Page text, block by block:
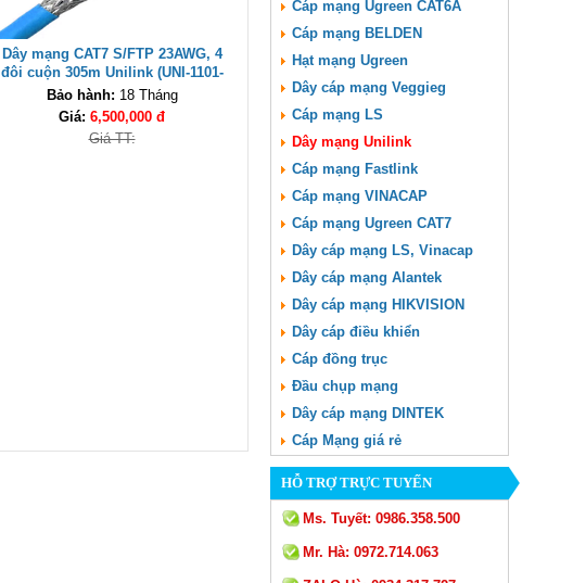
Dây mạng CAT7 S/FTP 23AWG, 4
đôi cuộn 305m Unilink (UNI-1101-
0407) cao cấp
Bảo hành: 18 Tháng
Giá: 6,500,000 đ
Giá TT:
Cáp mạng Ugreen CAT6A
Cáp mạng BELDEN
Hạt mạng Ugreen
Dây cáp mạng Veggieg
Cáp mạng LS
Dây mạng Unilink
Cáp mạng Fastlink
Cáp mạng VINACAP
Cáp mạng Ugreen CAT7
Dây cáp mạng LS, Vinacap
Dây cáp mạng Alantek
Dây cáp mạng HIKVISION
Dây cáp điều khiển
Cáp đồng trục
Đầu chụp mạng
Dây cáp mạng DINTEK
Cáp Mạng giá rẻ
HỖ TRỢ TRỰC TUYẾN
Ms. Tuyết: 0986.358.500
Mr. Hà: 0972.714.063